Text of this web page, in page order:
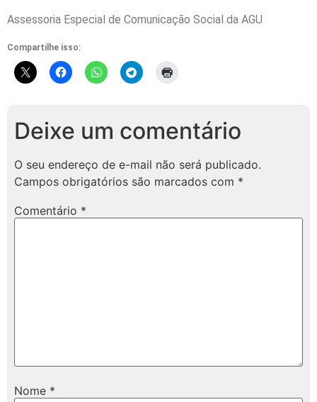
Assessoria Especial de Comunicação Social da AGU
Compartilhe isso:
Deixe um comentário
O seu endereço de e-mail não será publicado.
Campos obrigatórios são marcados com *
Comentário *
Nome *